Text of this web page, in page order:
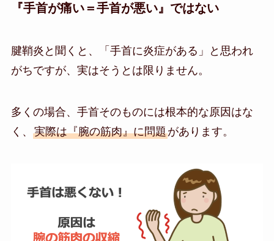
『手首が痛い＝手首が悪い』ではない
腱鞘炎と聞くと、「手首に炎症がある」と思われ
がちですが、実はそうとは限りません。
多くの場合、手首そのものには根本的な原因はな
く、 実際は『腕の筋肉』に問題があります。